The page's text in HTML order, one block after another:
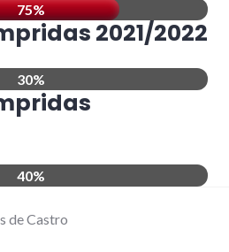
75%
2021/2022
30%
40%
de Castro